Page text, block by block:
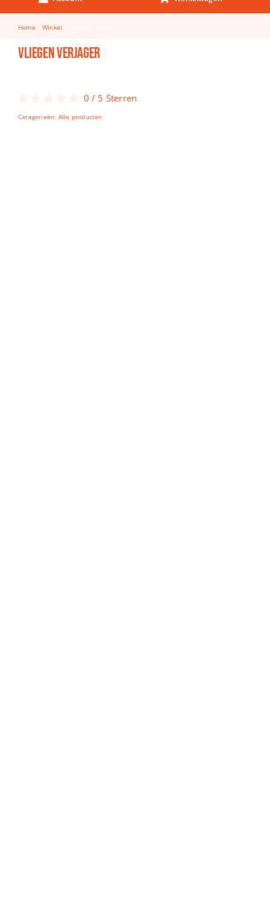
Keuken & Tafelen
Kinderfietsen
Knutselen
Spellen
Home Winkel
Vliegen verjager
0 / 5 Sterren
Categorieën: Alle producten